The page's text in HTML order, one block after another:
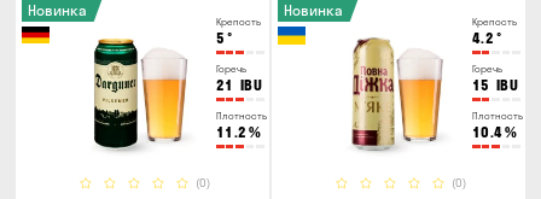
Крепость
5 °
Горечь
21 IBU
Плотность
11.2 %
(0)
Новинка
Крепость
4.2 °
Горечь
15 IBU
Плотность
10.4%
(0)
Новинка